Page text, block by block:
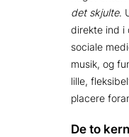
det skjulte.
direkte ind i
sociale
musik, og
lille,
placere
De to